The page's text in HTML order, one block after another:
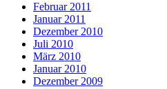
Februar 2011
Januar 2011
Dezember 2010
Juli 2010
März 2010
Januar 2010
Dezember 2009